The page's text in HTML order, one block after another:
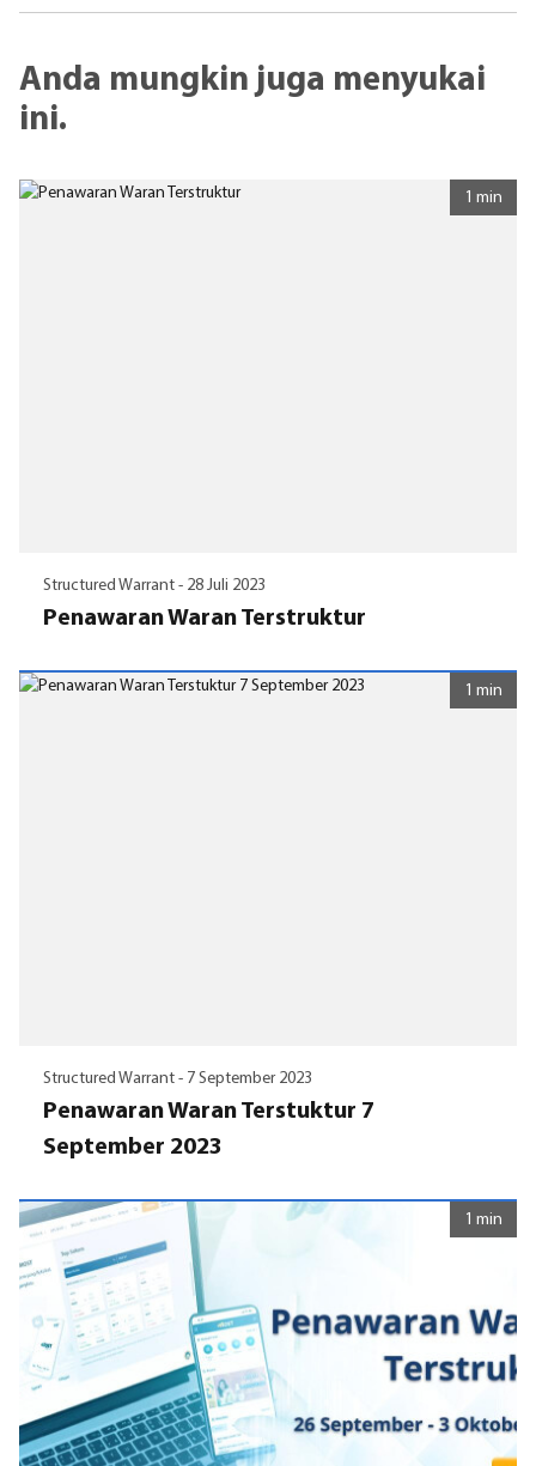
Anda mungkin juga menyukai
ini.
1 min
Structured Warrant - 28 Juli 2023
Penawaran Waran Terstruktur
1 min
Structured Warrant - 7 September 2023
Penawaran Waran Terstuktur 7
September 2023
1 min